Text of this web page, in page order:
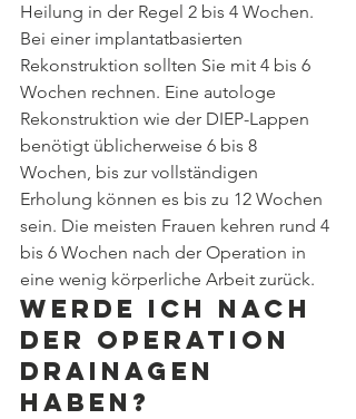
Heilung in der Regel 2 bis 4 Wochen.
Bei einer implantatbasierten
Rekonstruktion sollten Sie mit 4 bis 6
Wochen rechnen. Eine autologe
Rekonstruktion wie der DIEP-Lappen
benötigt üblicherweise 6 bis 8
Wochen, bis zur vollständigen
Erholung können es bis zu 12 Wochen
sein. Die meisten Frauen kehren rund 4
bis 6 Wochen nach der Operation in
eine wenig körperliche Arbeit zurück.
Werde ich nach
der Operation
Drainagen
haben?